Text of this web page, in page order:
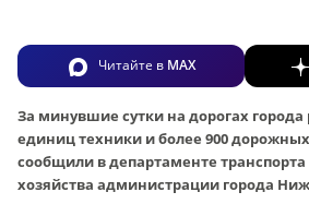
Читайте в MAX
За минувшие сутки на дорогах города
единиц техники и более 900
сообщили в департаменте
хозяйства администрации города